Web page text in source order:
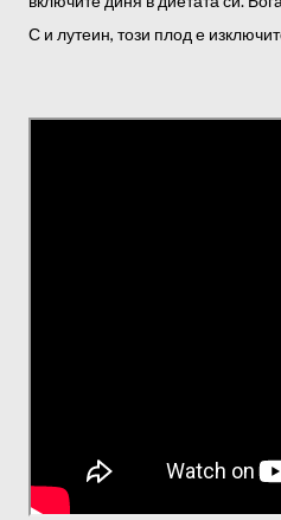
С и лутеин, този плод е